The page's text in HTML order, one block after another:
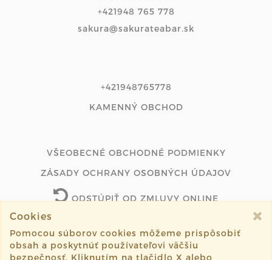
+421948 765 778
sakura@sakurateabar.sk
+421948765778
KAMENNÝ OBCHOD
VŠEOBECNÉ OBCHODNÉ PODMIENKY
ZÁSADY OCHRANY OSOBNÝCH ÚDAJOV
ODSTÚPIŤ OD ZMLUVY ONLINE
©2026 sakuratea.sk všetky práva vyhradené.
Cookies
Pomocou súborov cookies môžeme prispôsobiť
obsah a poskytnúť používateľovi väčšiu
bezpečnosť. Kliknutím na tlačidlo X alebo